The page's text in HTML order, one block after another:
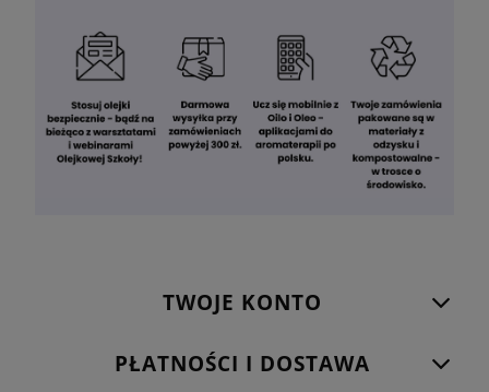
TWOJE KONTO
PŁATNOŚCI I DOSTAWA